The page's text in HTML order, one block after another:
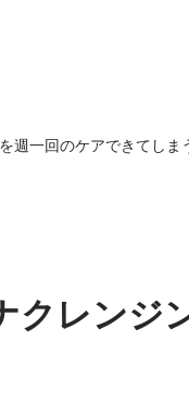
週一回のケアできてしま
クレンジ